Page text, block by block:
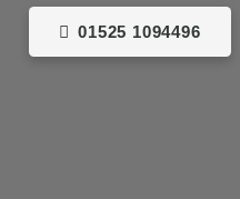
01525 1094496